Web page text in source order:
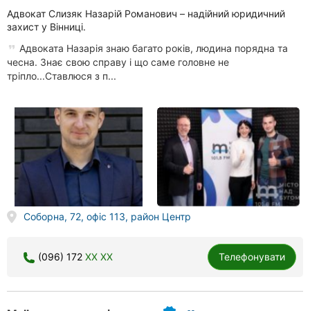
Адвокат Слизяк Назарій Романович – надійний юридичний
захист у Вінниці.
Адвоката Назарія знаю багато років, людина порядна та
чесна. Знає свою справу і що саме головне не
тріпло...Ставлюся з п...
Соборна, 72, офіс 113, район Центр
(096) 172 XX XX Телефонувати